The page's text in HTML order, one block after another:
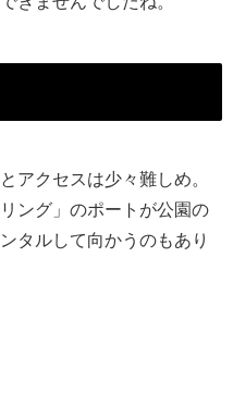
アクセスは少々難しめ。
ング」のポートが公園の
タルして向かうのもあり